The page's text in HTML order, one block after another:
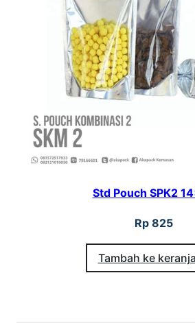
Std Pouch SPK2
Rp 825
Tambah ke